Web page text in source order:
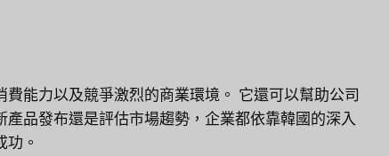
能力以及競爭激烈的商業環境。 它還可以幫助公司
品發布還是評估市場趨勢，企業都依靠韓國的深入
。